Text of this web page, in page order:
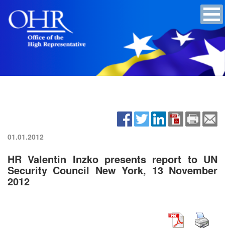
01.01.2012
HR Valentin Inzko presents report to UN
Security Council New York, 13 November
2012